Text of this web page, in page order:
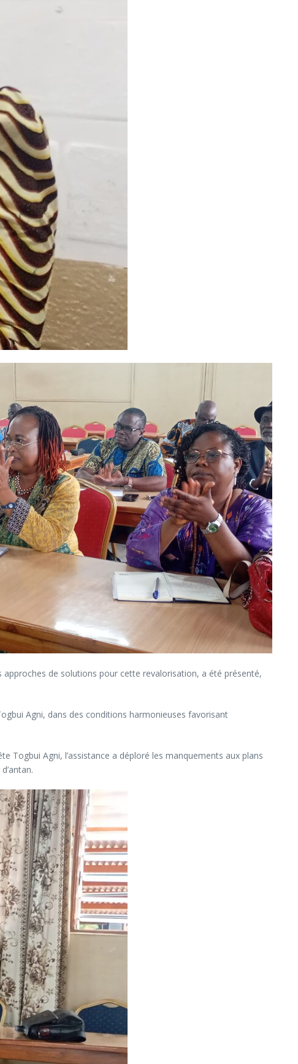
de solutions pour cette revalorisation, a été présenté,
Agni, dans des conditions harmonieuses favorisant
Togbui Agni, l’assistance a déploré les manquements aux plans